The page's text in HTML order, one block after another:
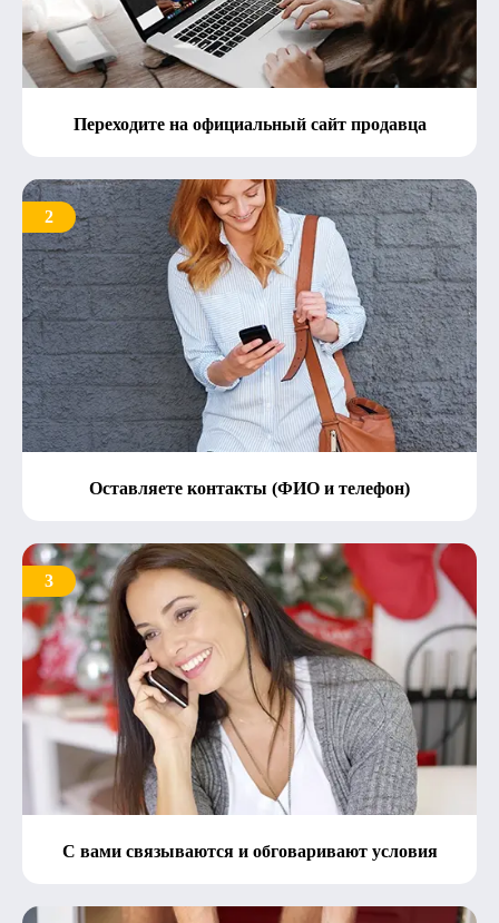
Переходите на официальный сайт продавца
2
Оставляете контакты (ФИО и телефон)
3
С вами связываются и обговаривают условия